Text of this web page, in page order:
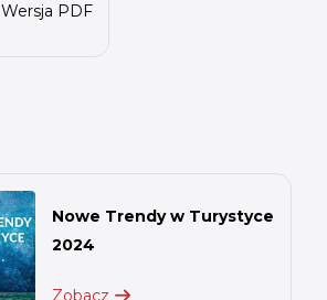
Wersja PDF
Nowe Trendy w Turystyce
2024
Zobacz